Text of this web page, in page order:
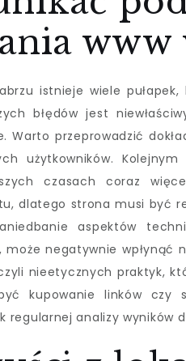
www
istnieje wiele
błędów jest
Warto przeprowadzić
użytkowników.
czasach coraz
dlatego strona musi być
aspektów
może negatywnie wpłynąć
nieetycznych praktyk,
kupowanie linków czy
analizy wyników